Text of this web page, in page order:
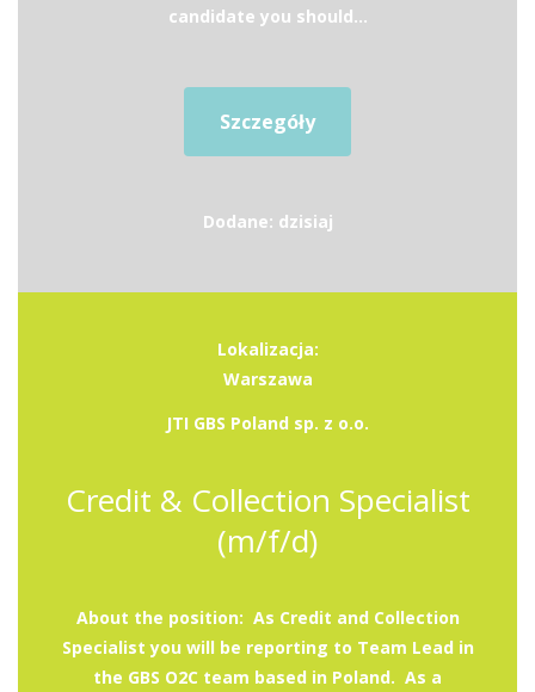
candidate you should...
Szczegóły
Dodane: dzisiaj
Lokalizacja:
Warszawa
JTI GBS Poland sp. z o.o.
Credit & Collection Specialist
(m/f/d)
About the position: As Credit and Collection
Specialist you will be reporting to Team Lead in
the GBS O2C team based in Poland. As a